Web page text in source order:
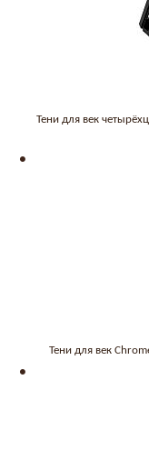
Тени для век
Тени для век